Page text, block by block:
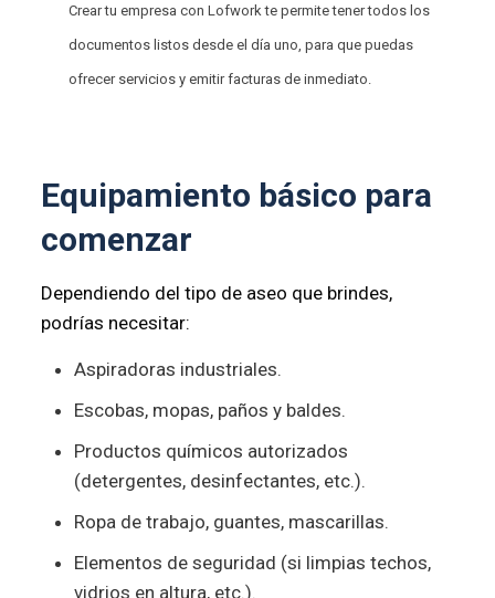
Crear tu empresa con Lofwork te permite tener todos los
documentos listos desde el día uno, para que puedas
ofrecer servicios y emitir facturas de inmediato.
Equipamiento básico para
comenzar
Dependiendo del tipo de aseo que brindes,
podrías necesitar:
Aspiradoras industriales.
Escobas, mopas, paños y baldes.
Productos químicos autorizados
(detergentes, desinfectantes, etc.).
Ropa de trabajo, guantes, mascarillas.
Elementos de seguridad (si limpias techos,
vidrios en altura, etc.).